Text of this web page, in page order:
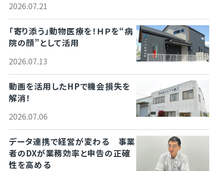
2026.07.21
「寄り添う」動物医療を！ＨＰを“病
院の顔”として活用
2026.07.13
動画を活用したHPで機会損失を
解消！
2026.07.06
データ連携で経営が変わる 事業
者のDXが業務効率と申告の正確
性を高める